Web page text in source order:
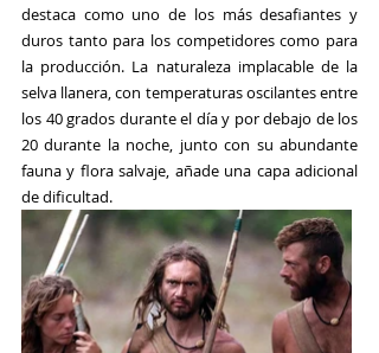
destaca como uno de los más desafiantes y
duros tanto para los competidores como para
la producción. La naturaleza implacable de la
selva llanera, con temperaturas oscilantes entre
los 40 grados durante el día y por debajo de los
20 durante la noche, junto con su abundante
fauna y flora salvaje, añade una capa adicional
de dificultad.